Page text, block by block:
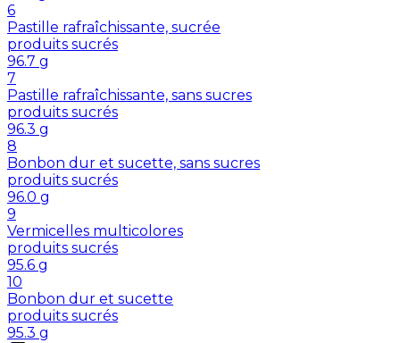
6
Pastille rafraîchissante, sucrée
produits sucrés
96.7 g
7
Pastille rafraîchissante, sans sucres
produits sucrés
96.3 g
8
Bonbon dur et sucette, sans sucres
produits sucrés
96.0 g
9
Vermicelles multicolores
produits sucrés
95.6 g
10
Bonbon dur et sucette
produits sucrés
95.3 g